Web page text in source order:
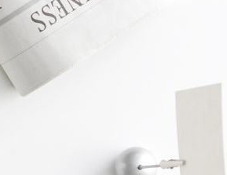
活动公告
数据统计分析